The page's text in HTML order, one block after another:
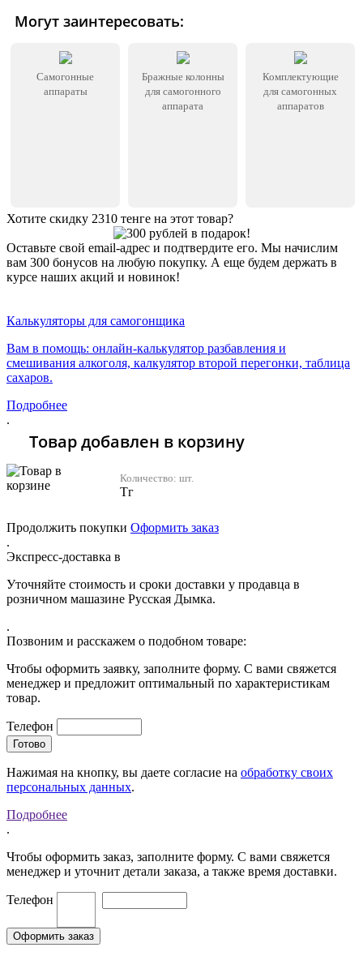
Могут заинтересовать:
Самогонные
аппараты
Бражные колонны
для самогонного
аппарата
Комплектующие
для самогонных
аппаратов
Хотите скидку 2310 тенге на этот товар?
Оставьте свой email-адрес и подтвердите его. Мы начислим
вам 300 бонусов на любую покупку. А еще будем держать в
курсе наших акций и новинок!
Калькуляторы для самогонщика
Вам в помощь: онлайн-калькулятор разбавления и
смешивания алкоголя, калкулятор второй перегонки, таблица
сахаров.
Подробнее
.
Товар добавлен в корзину
Количество: шт.
Тг
Продолжить покупки Оформить заказ
.
Экспресс-доставка в
Уточняйте стоимость и сроки доставки у продавца в
розничном машазине Русская Дымка.
.
Позвоним и расскажем о подобном товаре:
Чтобы оформить заявку, заполните форму. С вами свяжется
менеджер и предложит оптимальный по характеристикам
товар.
Телефон
Нажимая на кнопку, вы даете согласие на обработку своих
персональных данных.
Подробнее
.
Чтобы оформить заказ, заполните форму. С вами свяжется
менеджер и уточнит детали заказа, а также время доставки.
Телефон